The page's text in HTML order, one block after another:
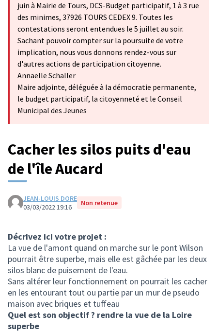
juin à Mairie de Tours, DCS-Budget participatif, 1 à 3 rue
des minimes, 37926 TOURS CEDEX 9. Toutes les
contestations seront entendues le 5 juillet au soir.
Sachant pouvoir compter sur la poursuite de votre
implication, nous vous donnons rendez-vous sur
d'autres actions de participation citoyenne.
Annaelle Schaller
Maire adjointe, déléguée à la démocratie permanente,
le budget participatif, la citoyenneté et le Conseil
Municipal des Jeunes
Cacher les silos puits d'eau
de l'île Aucard
JEAN-LOUIS DORE
03/03/2022 19:16
Non retenue
Décrivez ici votre projet :
La vue de l'amont quand on marche sur le pont Wilson
pourrait être superbe, mais elle est gâchée par les deux
silos blanc de puisement de l'eau.
Sans altérer leur fonctionnement on pourrait les cacher
en les entourant tout ou partie par un mur de pseudo
maison avec briques et tuffeau
Quel est son objectif ? rendre la vue de la Loire
superbe